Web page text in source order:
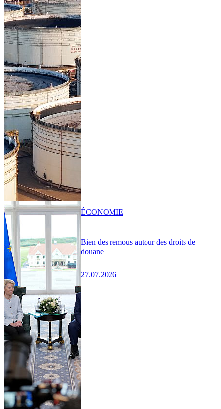
Bien des remous autour des droits de
douane
27.07.2026
ÉCONOMIE